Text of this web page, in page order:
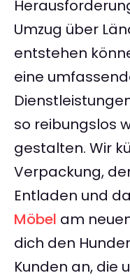
Umzug über
entstehen
eine
so reibungslos
gestalten. Wir
Verpackung,
Entladen und
Möbel am
dich den
Kunden an, die